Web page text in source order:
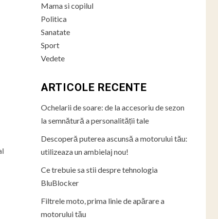
Mama si copilul
Politica
Sanatate
Sport
Vedete
ARTICOLE RECENTE
Ochelarii de soare: de la accesoriu de sezon
la semnătură a personalității tale
Descoperă puterea ascunsă a motorului tău:
utilizeaza un ambielaj nou!
Ce trebuie sa stii despre tehnologia
BluBlocker
Filtrele moto, prima linie de apărare a
motorului tău